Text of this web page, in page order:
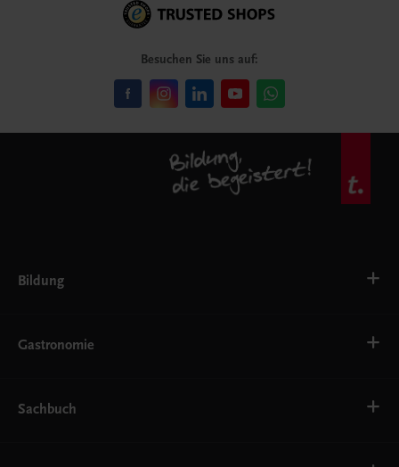
Besuchen Sie uns auf:
Bildung
AHS
EWF/ZWF
FW
Gastronomie
Getränke
Sachbuch